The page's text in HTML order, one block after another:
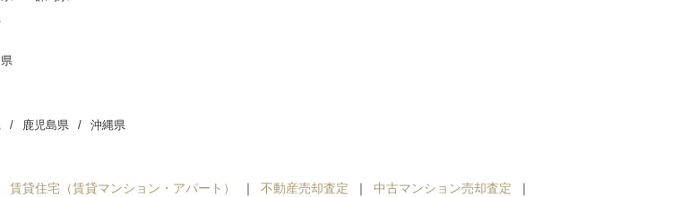
鹿児島県 沖縄県
賃貸住宅（賃貸マンション・アパート） 不動産売却査定
中古マンション売却査定